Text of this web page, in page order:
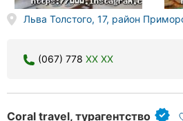
Льва Толстого, 17, район
(067) 778 XX XX
Coral travel, турагентство